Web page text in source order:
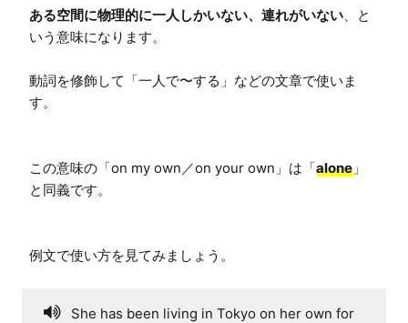
ある空間に物理的に一人しかいない、連れがいない、と
いう意味になります。
動詞を修飾して「一人で〜する」などの文章で使いま
す。
この意味の「on my own／on your own」は「alone 」
と同義です。
例文で使い方を見てみましょう。
She has been living in Tokyo on her own for